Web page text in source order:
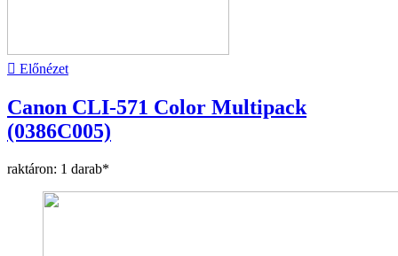
 Előnézet
Canon CLI-571 Color Multipack
(0386C005)
raktáron: 1 darab*